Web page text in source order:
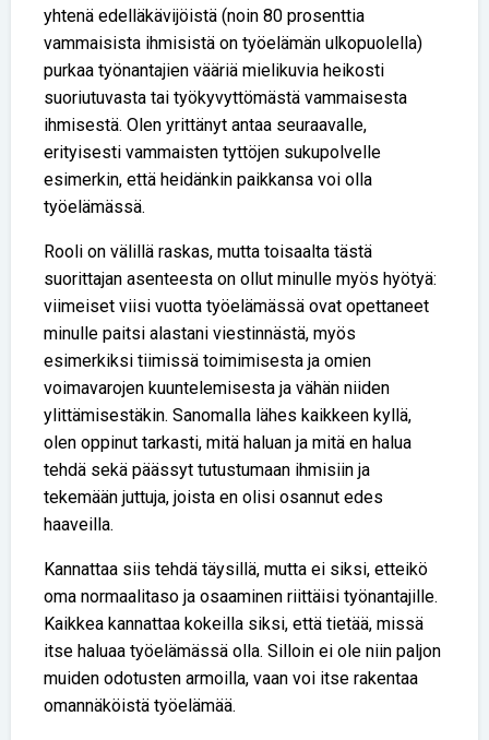
yhtenä edelläkävijöistä (noin 80 prosenttia
vammaisista ihmisistä on työelämän ulkopuolella)
purkaa työnantajien vääriä mielikuvia heikosti
suoriutuvasta tai työkyvyttömästä vammaisesta
ihmisestä. Olen yrittänyt antaa seuraavalle,
erityisesti vammaisten tyttöjen sukupolvelle
esimerkin, että heidänkin paikkansa voi olla
työelämässä.
Rooli on välillä raskas, mutta toisaalta tästä
suorittajan asenteesta on ollut minulle myös hyötyä:
viimeiset viisi vuotta työelämässä ovat opettaneet
minulle paitsi alastani viestinnästä, myös
esimerkiksi tiimissä toimimisesta ja omien
voimavarojen kuuntelemisesta ja vähän niiden
ylittämisestäkin. Sanomalla lähes kaikkeen kyllä,
olen oppinut tarkasti, mitä haluan ja mitä en halua
tehdä sekä päässyt tutustumaan ihmisiin ja
tekemään juttuja, joista en olisi osannut edes
haaveilla.
Kannattaa siis tehdä täysillä, mutta ei siksi, etteikö
oma normaalitaso ja osaaminen riittäisi työnantajille.
Kaikkea kannattaa kokeilla siksi, että tietää, missä
itse haluaa työelämässä olla. Silloin ei ole niin paljon
muiden odotusten armoilla, vaan voi itse rakentaa
omannäköistä työelämää.